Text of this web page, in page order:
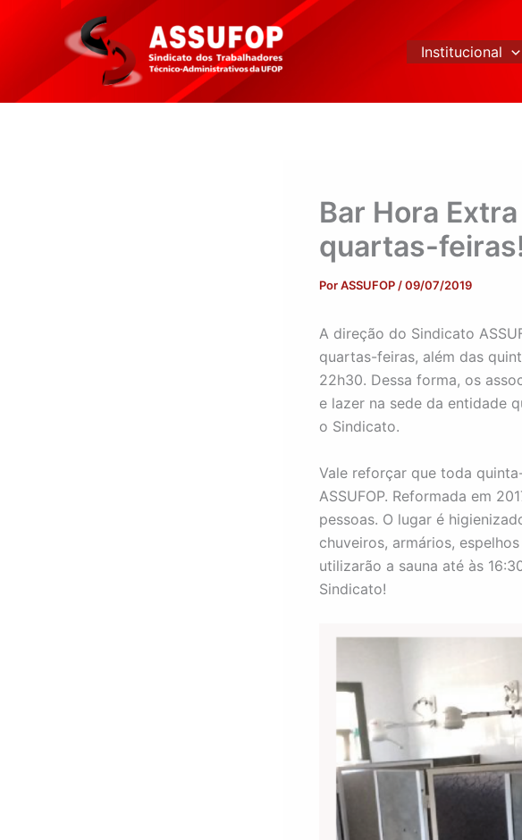
conteúdo
Institucional
Bar Hora
quartas-
PorASSUFOP /09/07/2019
A direção do Sindicato
quartas-feiras, além das
22h30. Dessa forma, os
e lazer na sede da entidade
o Sindicato.
Vale reforçar que toda
ASSUFOP. Reformada em
pessoas. O lugar é
chuveiros, armários,
utilizarão a sauna até às
Sindicato!